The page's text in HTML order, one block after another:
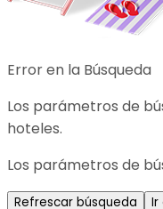
Error en la Búsqueda
Los parámetros de
hoteles.
Los parámetros de
Refrescar búsqueda Ir